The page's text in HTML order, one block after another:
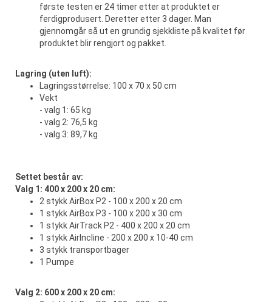
første testen er 24 timer etter at produktet er
ferdigprodusert. Deretter etter 3 dager. Man
gjennomgår så ut en grundig sjekkliste på kvalitet før
produktet blir rengjort og pakket.
Lagring (uten luft):
Lagringsstørrelse: 100 x 70 x 50 cm
Vekt
- valg 1: 65 kg
- valg 2: 76,5 kg
- valg 3: 89,7 kg
Settet består av:
Valg 1: 400 x 200 x 20 cm:
2 stykk AirBox P2 - 100 x 200 x 20 cm
1 stykk AirBox P3 - 100 x 200 x 30 cm
1 stykk AirTrack P2 - 400 x 200 x 20 cm
1 stykk AirIncline - 200 x 200 x 10-40 cm
3 stykk transportbager
1 Pumpe
Valg 2: 600 x 200 x 20 cm: